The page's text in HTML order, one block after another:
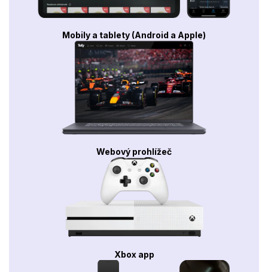
Mobily a tablety (Android a Apple)
Webový prohlížeč
Xbox app